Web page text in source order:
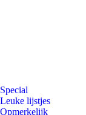
Special
Leuke lijstjes
Opmerkelijk